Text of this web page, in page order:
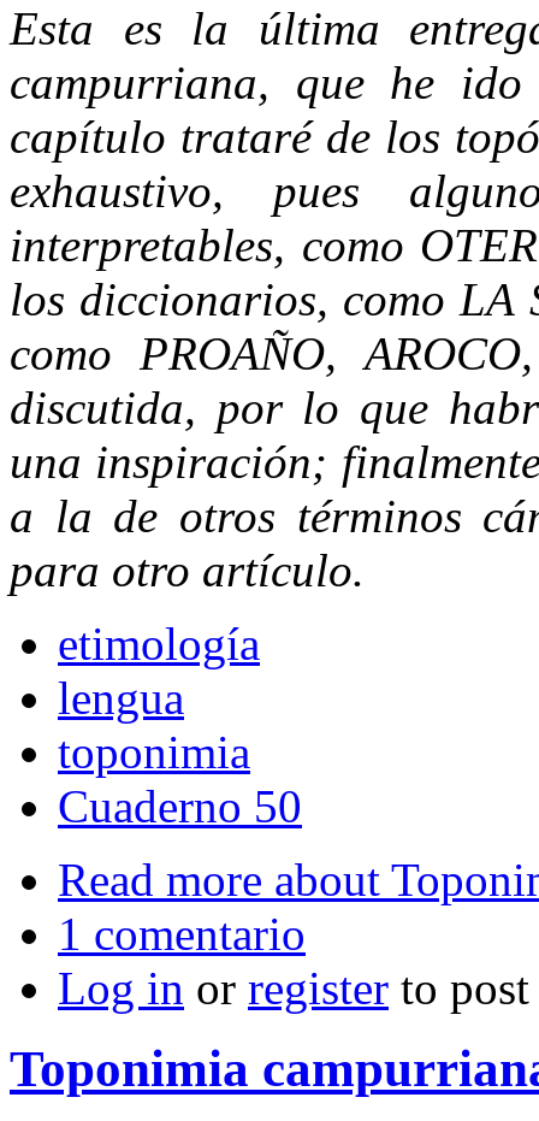
Esta es la última
campurriana, que he
capítulo trataré de los
exhaustivo, pues
interpretables, como
los diccionarios, como LA
como PROAÑO,
discutida, por lo que
una inspiración;
a la de otros términos
para otro artículo.
etimología
lengua
toponimia
Cuaderno 50
Read more about
1 comentario
Log in or register to
Toponimia